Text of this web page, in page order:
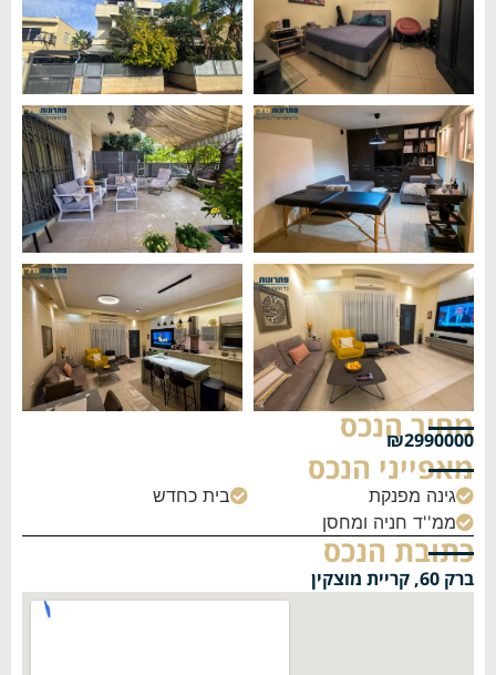
מחיר הנכס
₪2990000
מאפייני הנכס
גינה מפנקת בית כחדש
ממ''ד חניה ומחסן
כתובת הנכס
ברק 60, קריית מוצקין